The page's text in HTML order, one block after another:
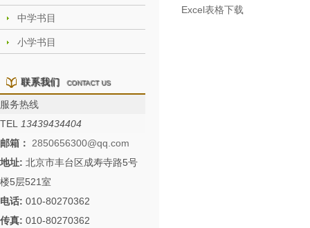
中学书目
小学书目
联系我们 CONTACT US
服务热线
TEL
13439434404
邮箱：
2850656300@qq.com
地址: 北京市丰台区成寿寺路5号
楼5层521室
电话: 010-80270362
传真: 010-80270362
Excel表格下载